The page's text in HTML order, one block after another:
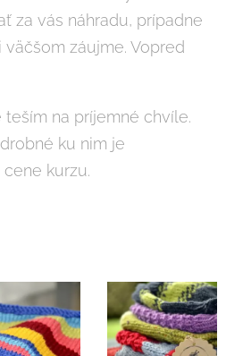
za vás náhradu, prípadne
záujme. Vopred
na príjemné chvíle.
ku nim je
kurzu.